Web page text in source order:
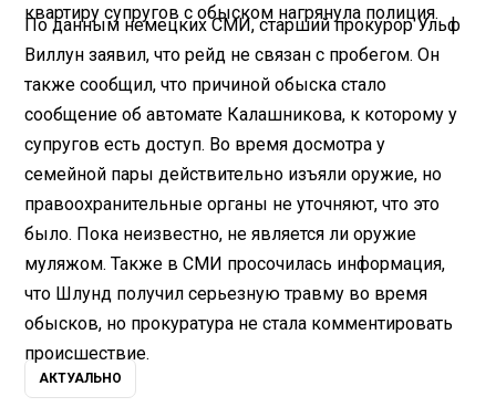
квартиру супругов с обыском нагрянула полиция.
По данным немецких СМИ, старший прокурор Ульф
Виллун заявил, что рейд не связан с пробегом. Он
также сообщил, что причиной обыска стало
сообщение об автомате Калашникова, к которому у
супругов есть доступ. Во время досмотра у
семейной пары действительно изъяли оружие, но
правоохранительные органы не уточняют, что это
было. Пока неизвестно, не является ли оружие
муляжом. Также в СМИ просочилась информация,
что Шлунд получил серьезную травму во время
обысков, но прокуратура не стала комментировать
происшествие.
АКТУАЛЬНО